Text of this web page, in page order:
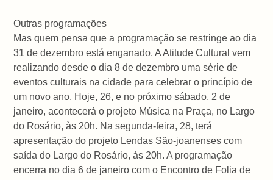
Outras programações
Mas quem pensa que a programação se restringe ao dia
31 de dezembro está enganado. A Atitude Cultural vem
realizando desde o dia 8 de dezembro uma série de
eventos culturais na cidade para celebrar o princípio de
um novo ano. Hoje, 26, e no próximo sábado, 2 de
janeiro, acontecerá o projeto Música na Praça, no Largo
do Rosário, às 20h. Na segunda-feira, 28, terá
apresentação do projeto Lendas São-joanenses com
saída do Largo do Rosário, às 20h. A programação
encerra no dia 6 de janeiro com o Encontro de Folia de